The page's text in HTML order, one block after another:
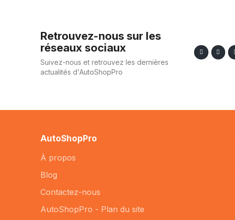
Retrouvez-nous sur les
réseaux sociaux
Suivez-nous et retrouvez les dernières
actualités d'AutoShopPro
AutoShopPro
À propos
Blog
Contactez-nous
AutoShopPro - Plan du site